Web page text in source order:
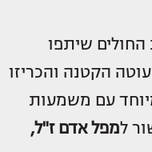
שיתפו
הקטנה והכריזו
עם משמעות
למפל אדם ז"ל,